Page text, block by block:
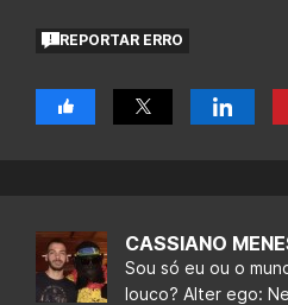
REPORTAR ERRO
CASSIANO
Sou só eu ou o
louco? Alter ego: